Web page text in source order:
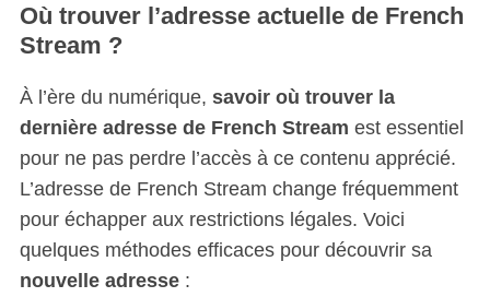
Où trouver l’adresse actuelle de French
Stream ?
À l’ère du numérique, savoir où trouver la
dernière adresse de French Stream est essentiel
pour ne pas perdre l’accès à ce contenu apprécié.
L’adresse de French Stream change fréquemment
pour échapper aux restrictions légales. Voici
quelques méthodes efficaces pour découvrir sa
nouvelle adresse: